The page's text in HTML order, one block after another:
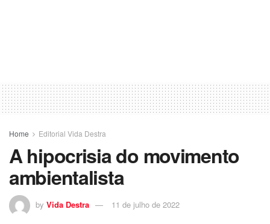
Home Editorial Vida Destra
A hipocrisia do movimento
ambientalista
by Vida Destra 11 de julho de 2022